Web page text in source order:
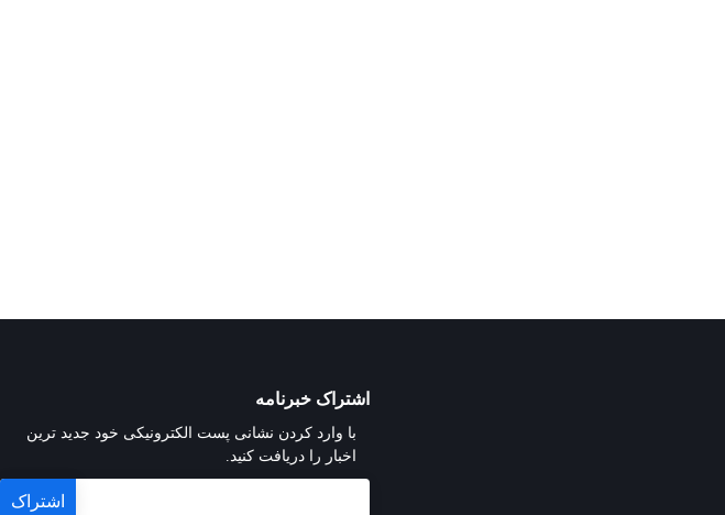
اشتراک خبرنامه
با وارد کردن نشانی پست الکترونیکی خود جدید ترین
اخبار را دریافت کنید.